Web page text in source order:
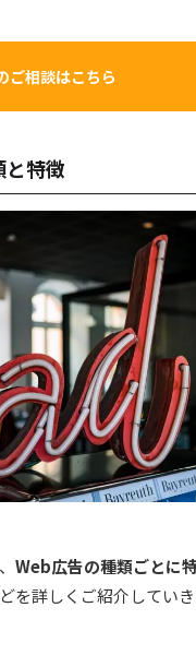
ご相談はこちら
特徴
Web広告の種類ごとに
を詳しくご紹介していき